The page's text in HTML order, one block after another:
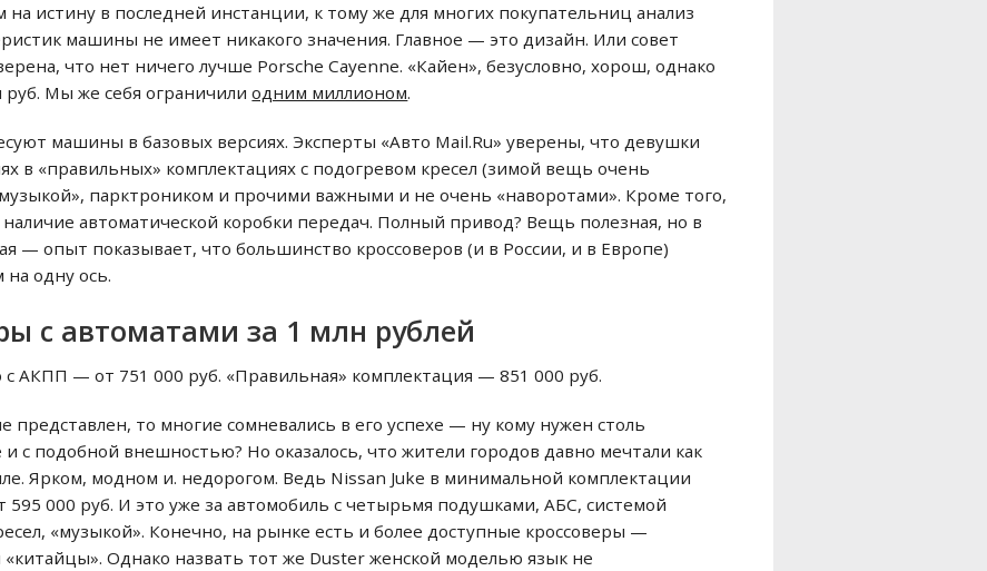
истину в последней инстанции, к тому же для многих покупательниц анализ
машины не имеет никакого значения. Главное — это дизайн. Или совет
что нет ничего лучше Porsche Cayenne. «Кайен», безусловно, хорош, однако
руб. Мы же себя ограничилиодним миллионом.
машины в базовых версиях. Эксперты «Авто Mail.Ru» уверены, что девушки
в «правильных» комплектациях с подогревом кресел (зимой вещь очень
парктроником и прочими важными и не очень «наворотами». Кроме того,
автоматической коробки передач. Полный привод? Вещь полезная, но в
— опыт показывает, что большинство кроссоверов (и в России, и в Европе)
на одну ось.
с автоматами за 1 млн рублей
с АКПП — от 751 000 руб. «Правильная» комплектация — 851 000 руб.
представлен, то многие сомневались в его успехе — ну кому нужен столь
с подобной внешностью? Но оказалось, что жители городов давно мечтали как
Ярком, модном и. недорогом. Ведь Nissan Juke в минимальной комплектации
595 000 руб. И это уже за автомобиль с четырьмя подушками, АБС, системой
«музыкой». Конечно, на рынке есть и более доступные кроссоверы —
Однако назвать тот же Duster женской моделью язык не